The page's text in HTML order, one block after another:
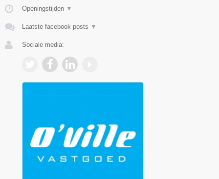
Openingstijden ▼
Laatste facebook posts ▼
Sociale media: